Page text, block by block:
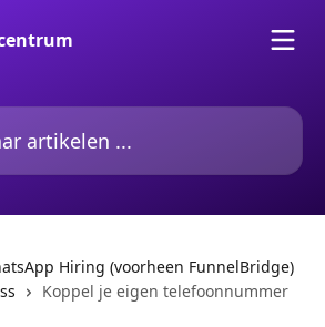
...
Hiring (voorheen FunnelBridge)
Koppel je eigen telefoonnummer